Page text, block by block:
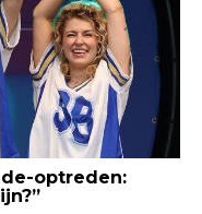
optreden: